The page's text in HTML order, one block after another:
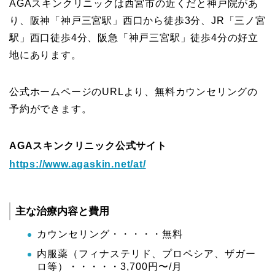
AGAスキンクリニックは西宮市の近くだと神戸院があ
り、阪神「神戸三宮駅」西口から徒歩3分、JR「三ノ宮
駅」西口徒歩4分、阪急「神戸三宮駅」徒歩4分の好立
地にあります。
公式ホームページのURLより、無料カウンセリングの
予約ができます。
AGAスキンクリニック公式サイト
https://www.agaskin.net/at/
主な治療内容と費用
カウンセリング・・・・・無料
内服薬（フィナステリド、プロペシア、ザガー
ロ等）・・・・・3,700円〜/月